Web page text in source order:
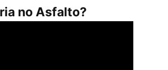
no Asfalto?